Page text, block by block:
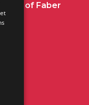
of Faber
hier